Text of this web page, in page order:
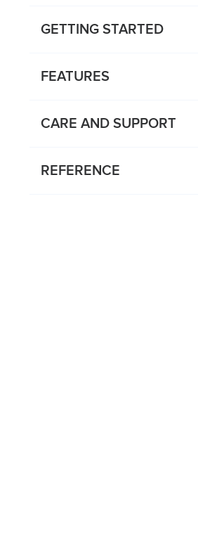
GETTING STARTED
FEATURES
CARE AND SUPPORT
REFERENCE